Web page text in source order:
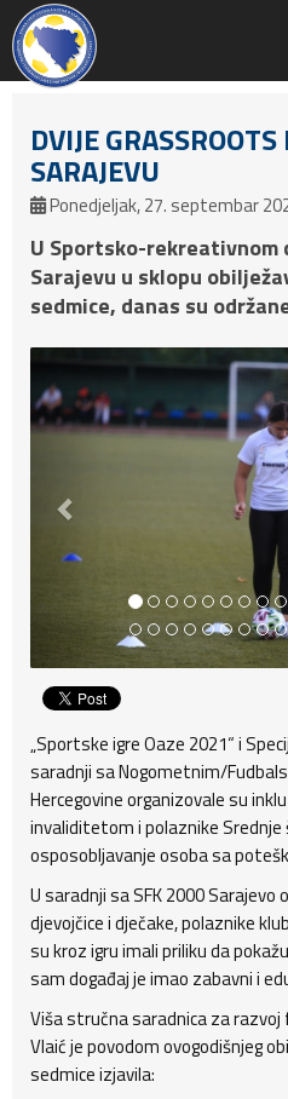
DVIJE
SARAJEVU
Ponedjeljak, 27. septembar
U Sportsko-rekreativnom
Sarajevu u sklopu
sedmice, danas su
„Sportske igre Oaze 2021“ i
saradnji sa Nogometnim/
Hercegovine organizovale su
invaliditetom i polaznike
osposobljavanje osoba sa
U saradnji sa SFK 2000
djevojčice i dječake, polaznike
su kroz igru imali priliku da
sam događaj je imao zabavni i
Viša stručna saradnica za razvoj
Vlaić je povodom ovogodišnjeg
sedmice izjavila: